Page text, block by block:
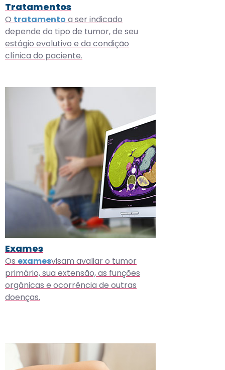
Tratamentos
O tratamento a ser indicado
depende do tipo de tumor, de seu
estágio evolutivo e da condição
clínica do paciente.
Exames
Os examesvisam avaliar o tumor
primário, sua extensão, as funções
orgânicas e ocorrência de outras
doenças.